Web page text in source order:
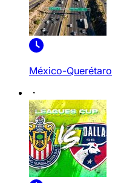
México-Querétaro